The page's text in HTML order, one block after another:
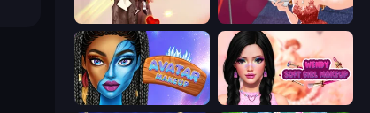
GRWM Date Night Fashion Holic
Avatar Make Up Wendy Soft Girl Makeup